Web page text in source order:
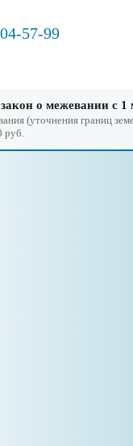
57-99
о межевании с 1
(уточнения границ
руб.